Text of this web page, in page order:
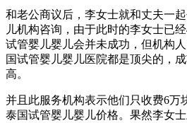
和老公商议后，李女士就和丈夫一
儿机构咨询，由于此时的李女士已
试管婴儿婴儿会并未成功，但机构
国试管婴儿婴儿医院都是顶尖的，
高。
并且此服务机构表示他们只收费6万
泰国试管婴儿婴儿价格。果然李女